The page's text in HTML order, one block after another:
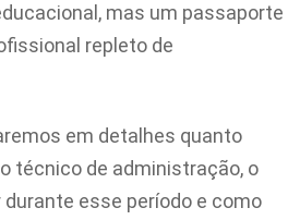
mas um passaporte
repleto de
em detalhes quanto
técnico de administração, o
durante esse período e como